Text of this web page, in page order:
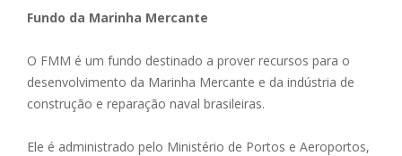
Fundo da Marinha Mercante
O FMM é um fundo destinado a prover recursos para o
desenvolvimento da Marinha Mercante e da indústria de
construção e reparação naval brasileiras.
Ele é administrado pelo Ministério de Portos e Aeroportos,